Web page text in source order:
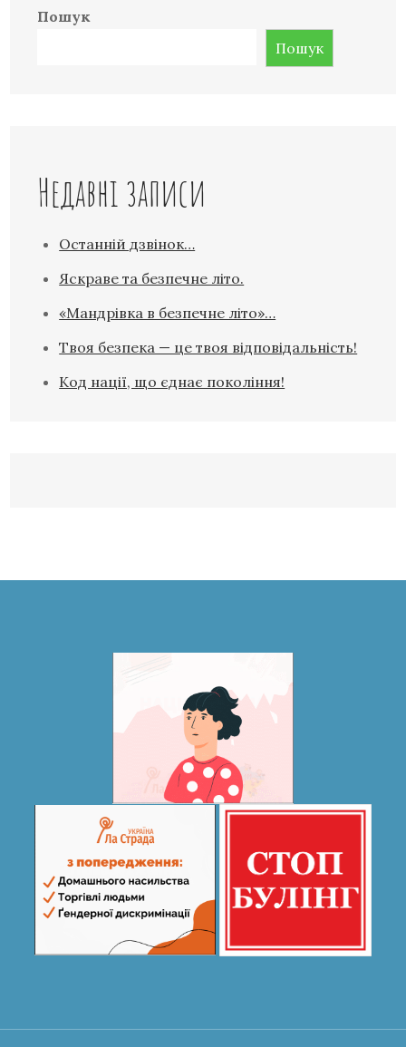
Пошук
Пошук
Недавні записи
Останній дзвінок…
Яскраве та безпечне літо.
«Мандрівка в безпечне літо»…
Твоя безпека — це твоя відповідальність!
Код нації, що єднає покоління!